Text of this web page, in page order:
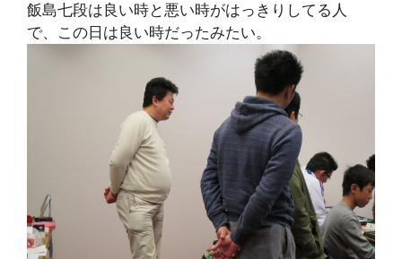
飯島七段は良い時と悪い時がはっきりしてる人
で、この日は良い時だったみたい。